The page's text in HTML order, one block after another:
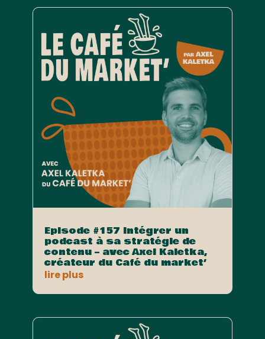
Episode #157 Intégrer un
podcast à sa stratégie de
contenu – avec Axel Kaletka,
créateur du Café du market’
lire plus